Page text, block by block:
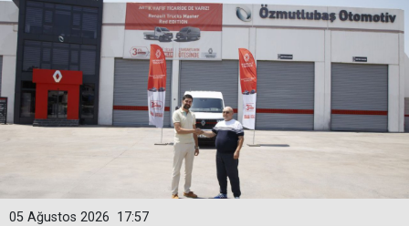
17:57
05 Ağustos 2026